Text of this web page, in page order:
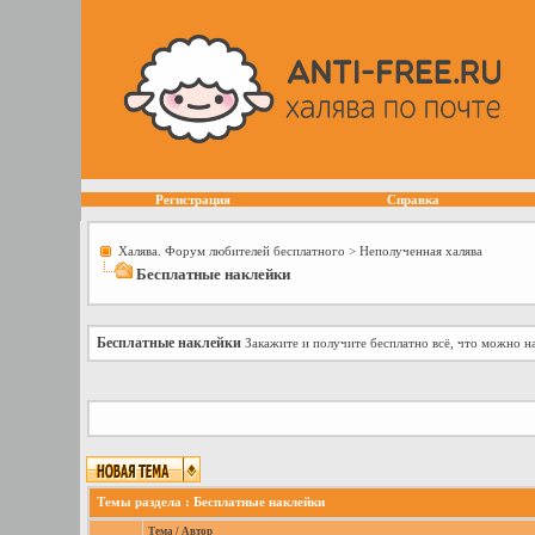
Регистрация Справка
Халява. Форум любителей бесплатного > Неполученная халява
Бесплатные наклейки
Бесплатные наклейки Закажите и получите бесплатно всё, что можно
Темы раздела : Бесплатные наклейки
Тема/ Автор